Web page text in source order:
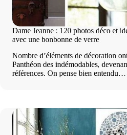
Dame Jeanne : 120 photos déco et
avec une bonbonne de verre
Nombre d’éléments de décoration
Panthéon des indémodables,
références. On pense bien entendu…